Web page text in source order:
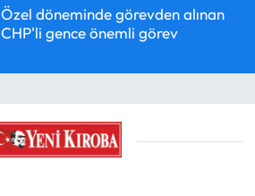
Özel döneminde görevden alınan
CHP'li gence önemli görev